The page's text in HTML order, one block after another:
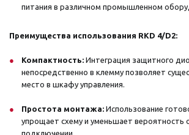
питания в различном промышленном
Преимущества использования RKD 4/D2:
Компактность: Интеграция защитного
непосредственно в клемму позволяет
место в шкафу управления.
Простота монтажа: Использование
упрощает схему и уменьшает вероятность